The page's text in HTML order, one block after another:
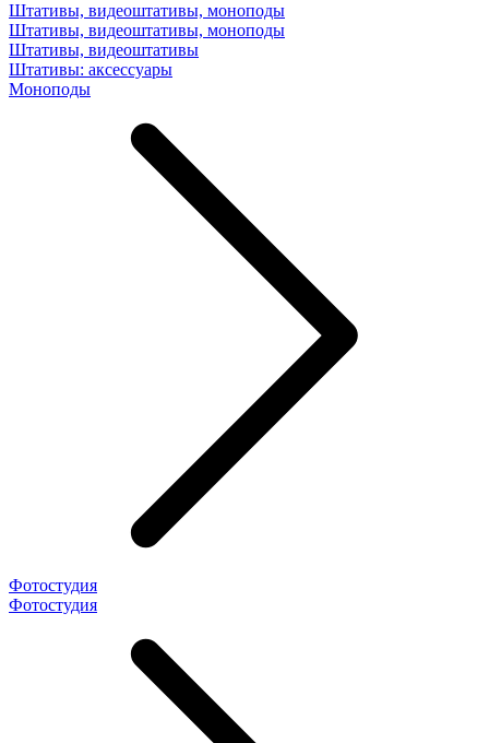
Штативы, видеоштативы, моноподы
Штативы, видеоштативы, моноподы
Штативы, видеоштативы
Штативы: аксессуары
Моноподы
Фотостудия
Фотостудия